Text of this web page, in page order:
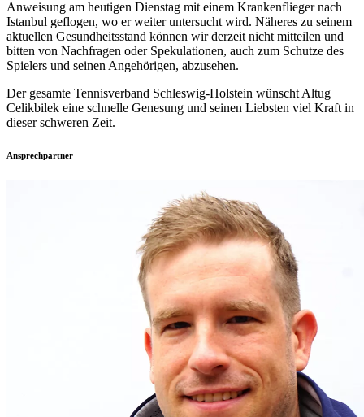
Anweisung am heutigen Dienstag mit einem Krankenflieger nach
Istanbul geflogen, wo er weiter untersucht wird. Näheres zu seinem
aktuellen Gesundheitsstand können wir derzeit nicht mitteilen und
bitten von Nachfragen oder Spekulationen, auch zum Schutze des
Spielers und seinen Angehörigen, abzusehen.
Der gesamte Tennisverband Schleswig-Holstein wünscht Altug
Celikbilek eine schnelle Genesung und seinen Liebsten viel Kraft in
dieser schweren Zeit.
Ansprechpartner